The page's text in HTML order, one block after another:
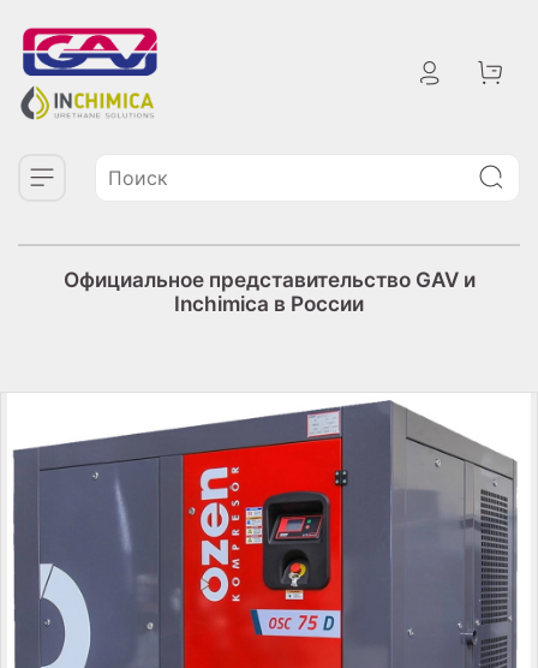
Официальное представительство GAV и
Inchimica в России